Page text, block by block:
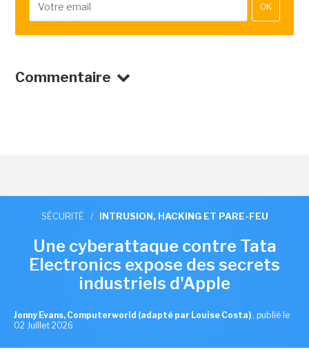
OK
Commentaire
SÉCURITÉ / INTRUSION, HACKING ET PARE-FEU
Une cyberattaque contre Tata
Electronics expose des secrets
industriels d'Apple
Jonny Evans, Computerworld (adapté par Louise Costa) , publié le
02 Juillet 2026